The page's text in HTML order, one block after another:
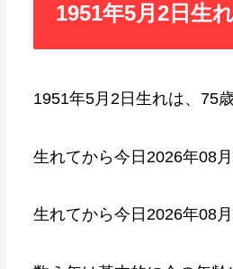
1951年5月2日生
1951年5月2日生れは、75歳
生れてから今日2026年08
生れてから今日2026年08